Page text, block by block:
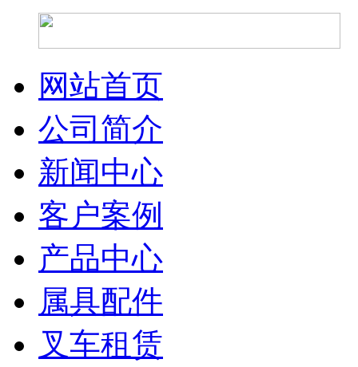
网站首页
公司简介
新闻中心
客户案例
产品中心
属具配件
叉车租赁